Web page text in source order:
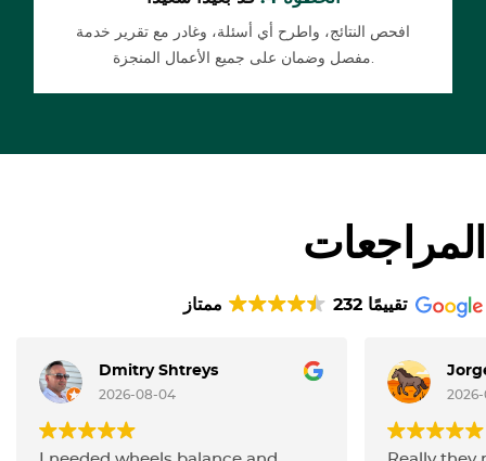
افحص النتائج، واطرح أي أسئلة، وغادر مع تقرير خدمة
مفصل وضمان على جميع الأعمال المنجزة.
المراجعات
ممتاز 232 تقييمًا
Dmitry Shtreys
2026-08-04